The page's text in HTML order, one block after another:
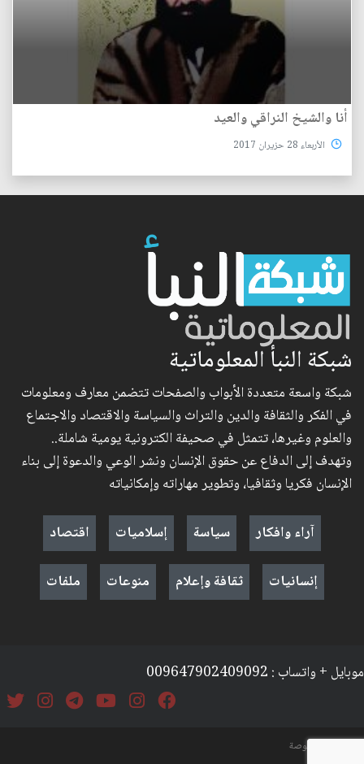
أنا والشيخ النراقي والعيد
الأربعاء 28 حزيران 2017
شبكة النبأ المعلوماتية
شبكة واسعة متعددة الأبواب والصفحات تتضمن معارف ومعلومات
في الفكر والثقافة والدين والتراث والسياسة والاقتصاد والاجتماع
والعلوم وغيرها، تتمثل في صحيفة الكترونية يومية شاملة..
وتهدف إلى الدفاع عن حقوق الإنسان ونشر الوعي والدعوة إلى بناء
الإنسان فكريا وثقافيا، وتطوير مهاراته وإمكانياته
آراء وافكار
سياسة إسلاميات
اقتصاد
إنسانيات
ثقافة وإعلام منوعات ملفات
موبايل + واتساب : 009647902409092
السياسة والخصوصة